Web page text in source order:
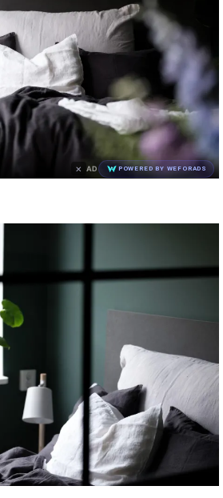
× AD POWERED BY WEFORADS